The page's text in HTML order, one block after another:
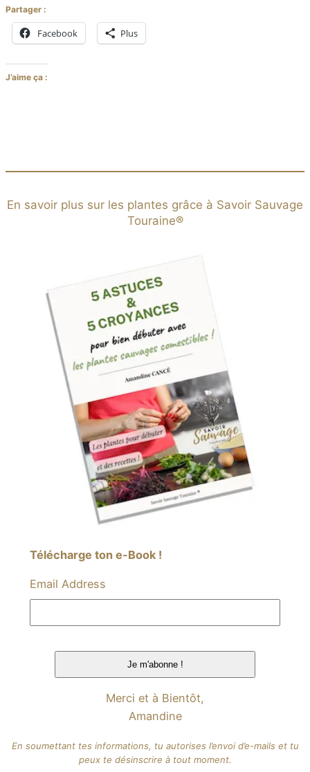
Partager :
Facebook Plus
J’aime ça :
En savoir plus sur les plantes grâce à Savoir Sauvage
Touraine®
Télécharge ton e-Book !
Email Address
Merci et à Bientôt,
Amandine
En soumettant tes informations, tu autorises l’envoi d’e-mails et tu
peux te désinscrire à tout moment.